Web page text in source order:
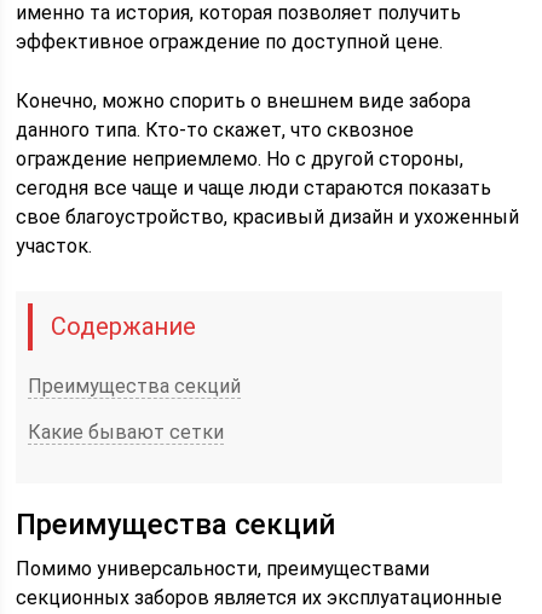
именно та история, которая позволяет получить
эффективное ограждение по доступной цене.
Конечно, можно спорить о внешнем виде забора
данного типа. Кто-то скажет, что сквозное
ограждение неприемлемо. Но с другой стороны,
сегодня все чаще и чаще люди стараются показать
свое благоустройство, красивый дизайн и ухоженный
участок.
Содержание
Преимущества секций
Какие бывают сетки
Преимущества секций
Помимо универсальности, преимуществами
секционных заборов является их эксплуатационные